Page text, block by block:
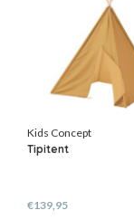
Kids Concept
Tipitent
€139,95